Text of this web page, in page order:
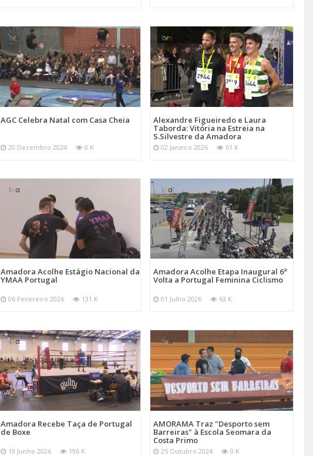
AGC Celebra Natal com Casa Cheia
20 Dezembro 2024 0 K
Alexandre Figueiredo e Laura
Taborda: Vitória na Estreia na
S.Silvestre da Amadora
02 Janeiro 2026 61 K
Amadora Acolhe Estágio Nacional da
YMAA Portugal
06 Fevereiro 2026 131 K
Amadora Acolhe Etapa Inaugural 6ª
Volta a Portugal Feminina Ciclismo
01 Julho 2026 63 K
Amadora Recebe Taça de Portugal
de Boxe
19 Junho 2026 196 K
AMORAMA Traz "Desporto sem
Barreiras" à Escola Seomara da
Costa Primo
25 Outubro 2024 0 K